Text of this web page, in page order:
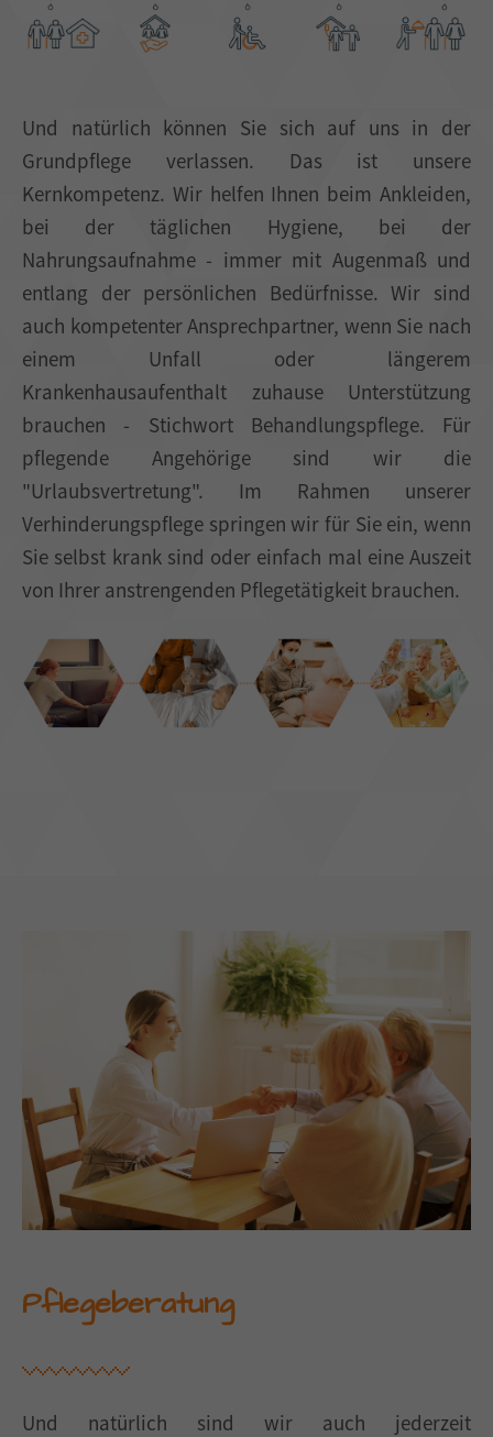
Und natürlich können Sie sich auf uns in der
Grundpflege verlassen. Das ist unsere
Kernkompetenz. Wir helfen Ihnen beim Ankleiden,
bei der täglichen Hygiene, bei der
Nahrungsaufnahme - immer mit Augenmaß und
entlang der persönlichen Bedürfnisse. Wir sind
auch kompetenter Ansprechpartner, wenn Sie nach
einem Unfall oder längerem
Krankenhausaufenthalt zuhause Unterstützung
brauchen - Stichwort Behandlungspflege. Für
pflegende Angehörige sind wir die
"Urlaubsvertretung". Im Rahmen unserer
Verhinderungspflege springen wir für Sie ein, wenn
Sie selbst krank sind oder einfach mal eine Auszeit
von Ihrer anstrengenden Pflegetätigkeit brauchen.
Pflegeberatung
Und natürlich sind wir auch jederzeit